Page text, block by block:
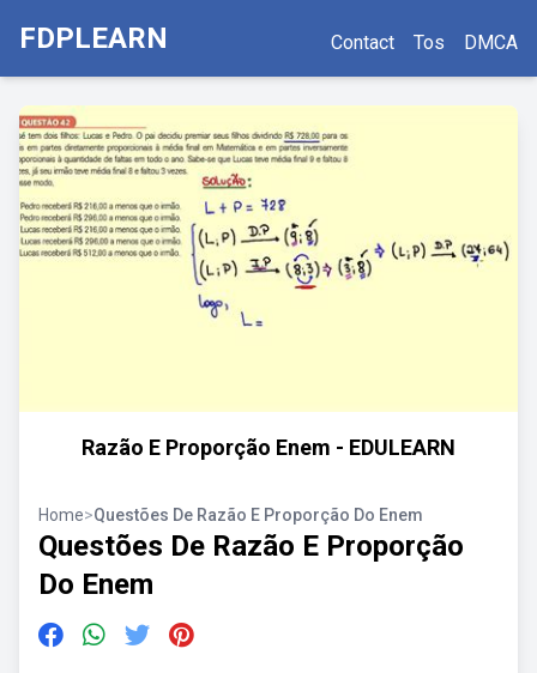
FDPLEARN Contact Tos DMCA
Razão E Proporção Enem - EDULEARN
Home>Questões De Razão E Proporção Do Enem
Questões De Razão E Proporção
Do Enem